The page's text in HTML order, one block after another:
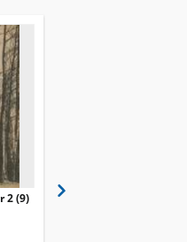
2 (9)